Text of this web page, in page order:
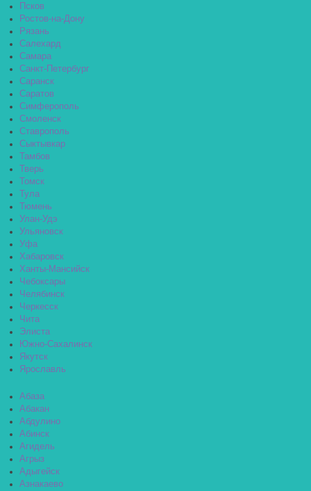
Псков
Ростов-на-Дону
Рязань
Салехард
Самара
Санкт-Петербург
Саранск
Саратов
Симферополь
Смоленск
Ставрополь
Сыктывкар
Тамбов
Тверь
Томск
Тула
Тюмень
Улан-Удэ
Ульяновск
Уфа
Хабаровск
Ханты-Мансийск
Чебоксары
Челябинск
Черкесск
Чита
Элиста
Южно-Сахалинск
Якутск
Ярославль
Абаза
Абакан
Абдулино
Абинск
Агидель
Агрыз
Адыгейск
Азнакаево